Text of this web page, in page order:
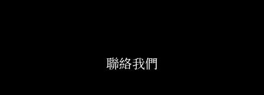
聯絡我們